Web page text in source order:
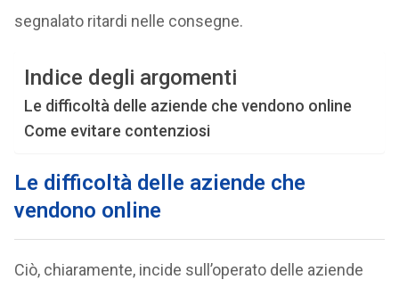
segnalato ritardi nelle consegne.
Indice degli argomenti
Le difficoltà delle aziende che vendono online
Come evitare contenziosi
Le difficoltà delle aziende che
vendono online
Ciò, chiaramente, incide sull’operato delle aziende